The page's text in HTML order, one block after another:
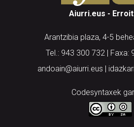
Aiurri.eus -
Arantzibia plaza, 4-5
Tel.: 943 300 732 | Faxa:
andoain@aiurri.eus |
Codesyntaxek